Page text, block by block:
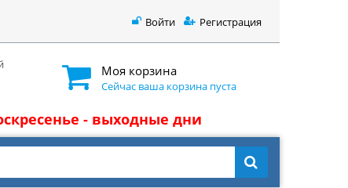
Войти Регистрация
Моя корзина
Сейчас ваша корзина пуста
- выходные дни